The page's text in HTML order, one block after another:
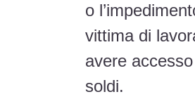
o
vittima di
avere
soldi.